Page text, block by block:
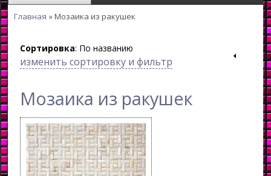
Главная » Мозаика из ракушек
Сортировка: По названию
изменить сортировку и фильтр
Мозаика из ракушек